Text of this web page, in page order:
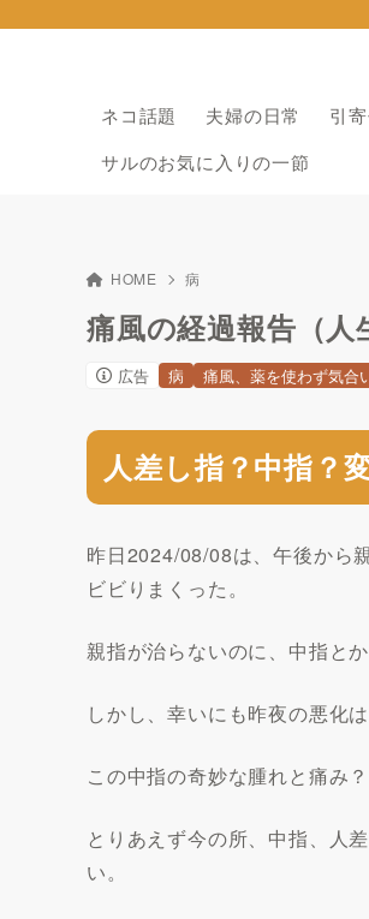
ネコ話題 夫婦の日常 引
サルのお気に入りの一節
HOME 病
痛風の経過報告（
広告 病 痛風、薬を使わず気合
人差し指？中指？
昨日2024/08/08は、午後から
ビビりまくった。
親指が治らないのに、中指と
しかし、幸いにも昨夜の悪化
この中指の奇妙な腫れと痛み
とりあえず今の所、中指、人
い。